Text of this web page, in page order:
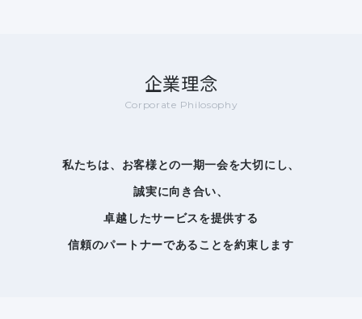
企業理念
Corporate Philosophy
私たちは、お客様との一期一会を大切にし、
誠実に向き合い、
卓越したサービスを提供する
信頼のパートナーであることを約束します